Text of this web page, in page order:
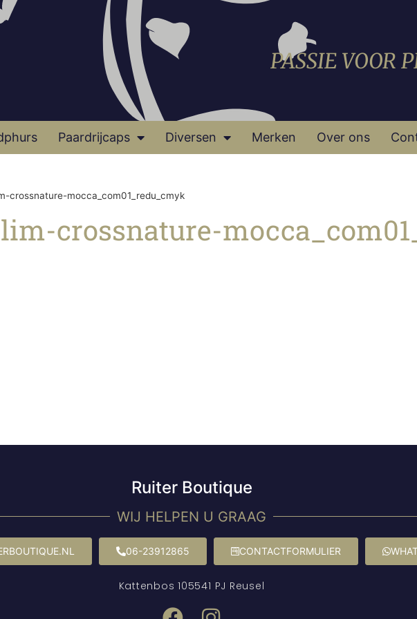
PASSIE VOOR
Paardrijcaps Diversen Merken Over ons
crossnature-mocca_com01_redu_cmyk
crossnature-
Ruiter Boutique
WIJ HELPEN U GRAAG
06-23912865 CONTACTFORMULIER
Kattenbos 105541 PJ Reusel